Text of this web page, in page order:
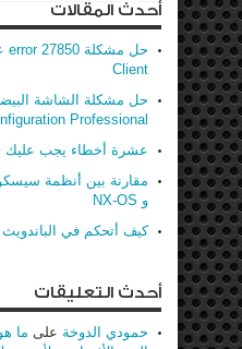
أحدث المقالات
Client
Professional
عشرة أخطاء يجب عليك
و NX-OS
كيف أتحكم في
أحدث التعليقات
حمودي الدوخة على ما